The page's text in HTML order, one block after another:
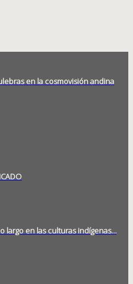
en la cosmovisión andina
largo en las culturas indígenas…